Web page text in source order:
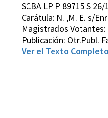
SCBA LP P 89715 S
Carátula: N. ,M. E. s/
Magistrados
Publicación: Otr.Publ.
Ver el Texto